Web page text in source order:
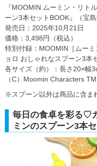
『MOOMIN ムーミン・リト
ーン3本セットBOOK』（宝島
発売日：2025年10月21日
価格：3,498円（税込）
特別付録：MOOMIN［ムー
ョロ おしゃれなスプーン3本
各サイズ（約）：長さ20×幅
（C）Moomin Characters TM
※スプーン以外は商品に含ま
毎日の食卓を彩る♡
ミンのスプーン3本